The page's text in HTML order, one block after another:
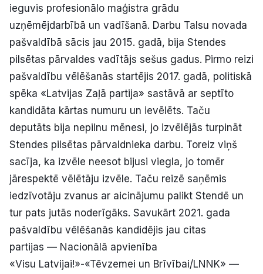
ieguvis profesionālo maģistra grādu
uzņēmējdarbībā un vadīšanā. Darbu Talsu novada
pašvaldībā sācis jau 2015. gadā, bija Stendes
pilsētas pārvaldes vadītājs sešus gadus. Pirmo reizi
pašvaldību vēlēšanās startējis 2017. gadā, politiskā
spēka «Latvijas Zaļā partija» sastāvā ar septīto
kandidāta kārtas numuru un ievēlēts. Taču
deputāts bija nepilnu mēnesi, jo izvēlējās turpināt
Stendes pilsētas pārvaldnieka darbu. Toreiz viņš
sacīja, ka izvēle neesot bijusi viegla, jo tomēr
jārespektē vēlētāju izvēle. Taču reizē saņēmis
iedzīvotāju zvanus ar aicinājumu palikt Stendē un
tur pats jutās noderīgāks. Savukārt 2021. gada
pašvaldību vēlēšanās kandidējis jau citas
partijas — Nacionālā apvienība
«Visu Latvijai!»-«Tēvzemei un Brīvībai/LNNK» —